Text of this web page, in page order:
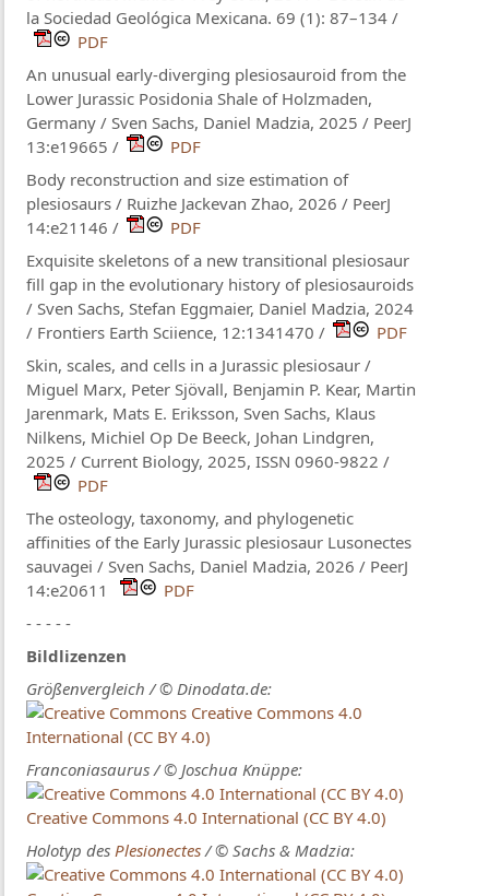
la Sociedad Geológica Mexicana. 69 (1): 87–134 /
PDF
An unusual early-diverging plesiosauroid from the
Lower Jurassic Posidonia Shale of Holzmaden,
Germany / Sven Sachs, Daniel Madzia, 2025 / PeerJ
13:e19665 /
PDF
Body reconstruction and size estimation of
plesiosaurs / Ruizhe Jackevan Zhao​, 2026 / PeerJ
14:e21146 /
PDF
Exquisite skeletons of a new transitional plesiosaur
fill gap in the evolutionary history of plesiosauroids
/ Sven Sachs, Stefan Eggmaier, Daniel Madzia, 2024
/ Frontiers Earth Sciience, 12:1341470 /
PDF
Skin, scales, and cells in a Jurassic plesiosaur /
Miguel Marx, Peter Sjövall, Benjamin P. Kear, Martin
Jarenmark, Mats E. Eriksson, Sven Sachs, Klaus
Nilkens, Michiel Op De Beeck, Johan Lindgren,
2025 / Current Biology, 2025, ISSN 0960-9822 /
PDF
The osteology, taxonomy, and phylogenetic
affinities of the Early Jurassic plesiosaur Lusonectes
sauvagei / Sven Sachs, Daniel Madzia, 2026 / PeerJ
14:e20611
PDF
- - - - -
Bildlizenzen
Größenvergleich / © Dinodata.de:
Creative Commons 4.0
International (CC BY 4.0)
Franconiasaurus / © Joschua Knüppe:
Creative Commons 4.0 International (CC BY 4.0)
Holotyp des Plesionectes / © Sachs & Madzia: